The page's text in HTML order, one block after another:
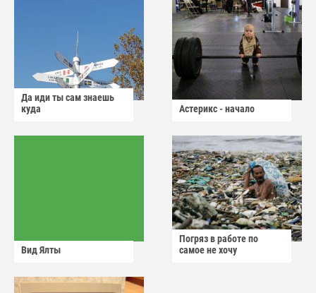
Да иди ты сам знаешь
куда
Астерикс - начало
Вид Ялты
Погряз в работе по
самое не хочу